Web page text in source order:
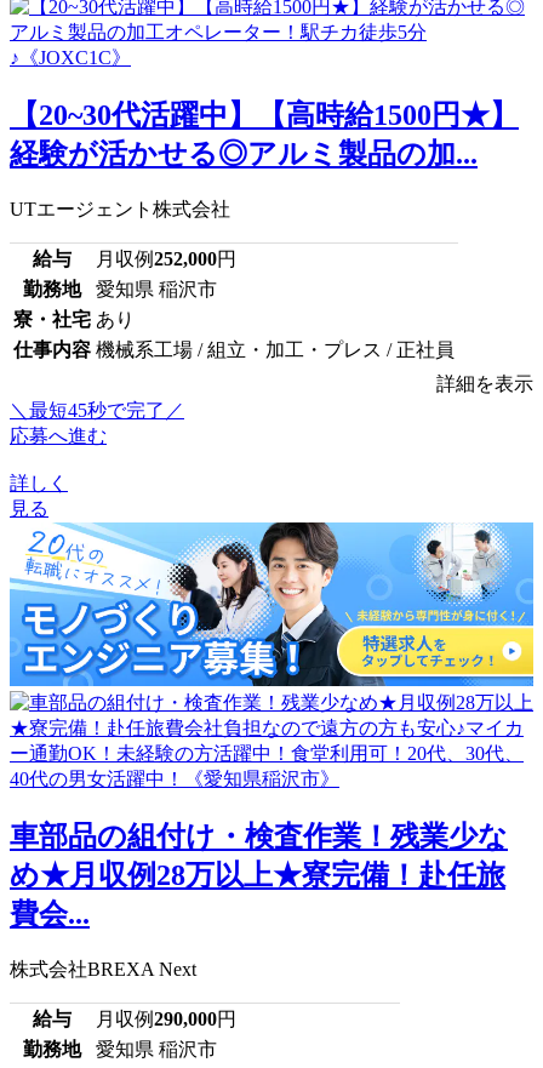
【20~30代活躍中】【高時給1500円★】
経験が活かせる◎アルミ製品の加...
UTエージェント株式会社
給与 月収例252,000円
勤務地
愛知県 稲沢市
寮・社宅 あり
仕事内容 機械系工場 / 組立・加工・プレス / 正社員
詳細を表示
＼最短45秒で完了／
応募へ進む
詳しく
見る
車部品の組付け・検査作業！残業少な
め★月収例28万以上★寮完備！赴任旅
費会...
株式会社BREXA Next
給与 月収例290,000円
勤務地
愛知県 稲沢市